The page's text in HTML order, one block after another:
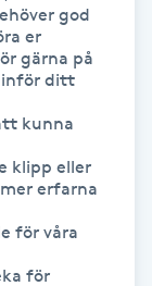
god
er
gärna på
inför ditt
kunna
klipp eller
erfarna
för våra
för